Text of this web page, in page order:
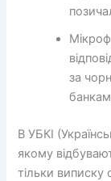
за
В УБКІ
якому
тільки